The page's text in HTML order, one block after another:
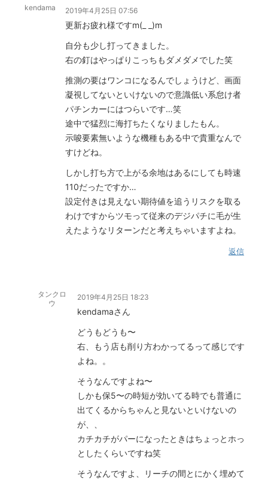
kendama 2019年4月25日 07:56
更新お疲れ様ですm(_ _)m
自分も少し打ってきました。
右の釘はやっぱりこっちもダメダメでした笑
推測の要はワンコになるんでしょうけど、画面
凝視してないといけないので意識低い系怠け者
パチンカーにはつらいです…笑
途中で猛烈に海打ちたくなりましたもん。
示唆要素無いような機種もある中で貴重なんで
すけどね。
しかし打ち方で上がる余地はあるにしても時速
110だったですか…
設定付きは見えない期待値を追うリスクを取る
わけですからツモって従来のデジパチに毛が生
えたようなリターンだと考えちゃいますよね。
返信
タンクロ
ウ
2019年4月25日 18:23
kendamaさん
どうもどうも〜
右、もう店も削り方わかってるって感じです
よね。。
そうなんですよね〜
しかも保5〜の時短が効いてる時でも普通に
出てくるからちゃんと見ないといけないの
が、、
カチカチがパーになったときはちょっとホっ
としたくらいですね笑
そうなんですよ、リーチの間とにかく埋めて